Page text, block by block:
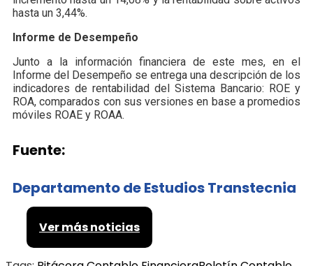
hasta un 3,44%.
Informe de Desempeño
Junto a la información financiera de este mes, en el
Informe del Desempeño se entrega una descripción de los
indicadores de rentabilidad del Sistema Bancario: ROE y
ROA, comparados con sus versiones en base a promedios
móviles ROAE y ROAA.
Fuente:
Departamento de Estudios Transtecnia
Ver más noticias